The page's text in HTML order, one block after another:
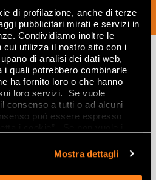
di profilazione, anche di terze
pubblicitari mirati e servizi in
Condividiamo inoltre le
cui utilizza il nostro sito con i
di analisi dei dati web,
i quali potrebbero combinarle
ha fornito loro o che hanno
loro servizi. Se vuole
consenso a tutti o ad alcuni
può essere espresso
Mostra dettagli